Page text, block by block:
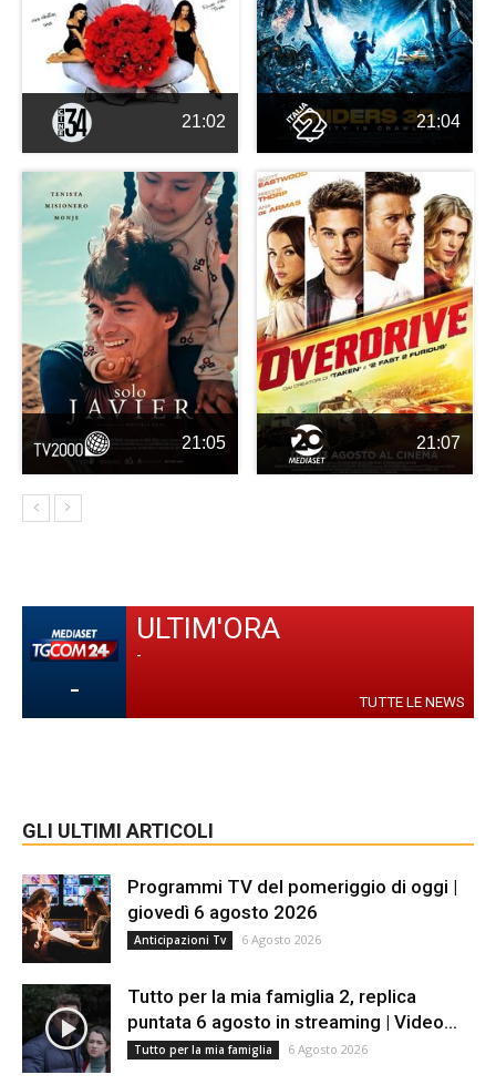
21:02 21:04
21:05 21:07
-
ULTIM'ORA
-
TUTTE LE NEWS
GLI ULTIMI ARTICOLI
Programmi TV del pomeriggio di oggi |
giovedì 6 agosto 2026
Anticipazioni Tv 6 Agosto 2026
Tutto per la mia famiglia 2, replica
puntata 6 agosto in streaming | Video...
Tutto per la mia famiglia 6 Agosto 2026